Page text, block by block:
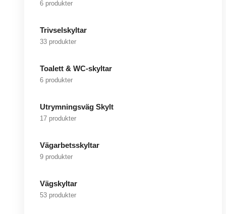
6 produkter
Trivselskyltar
33 produkter
Toalett & WC-skyltar
6 produkter
Utrymningsväg Skylt
17 produkter
Vägarbetsskyltar
9 produkter
Vägskyltar
53 produkter